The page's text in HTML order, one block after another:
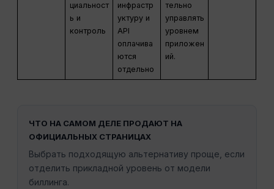
циальност
ь и
контроль
инфрастр
уктуру и
API
оплачива
ются
отдельно
тельно
управлять
уровнем
приложен
ий.
ЧТО НА САМОМ ДЕЛЕ ПРОДАЮТ НА
ОФИЦИАЛЬНЫХ СТРАНИЦАХ
Выбрать подходящую альтернативу проще, если
отделить прикладной уровень от модели
биллинга.